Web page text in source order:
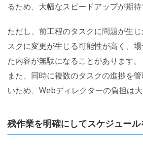
るため、大幅なスピードアップが期待
ただし、前工程のタスクに問題が生
スクに変更が生じる可能性が高く、
た内容が無駄になることがあります。
また、同時に複数のタスクの進捗を
いため、Webディレクターの負担は大
残作業を明確にしてスケジュー